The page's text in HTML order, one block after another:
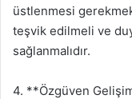
üstlenmesi
teşvik edilmeli ve
sağlanmalıdır.
4. **Özgüven